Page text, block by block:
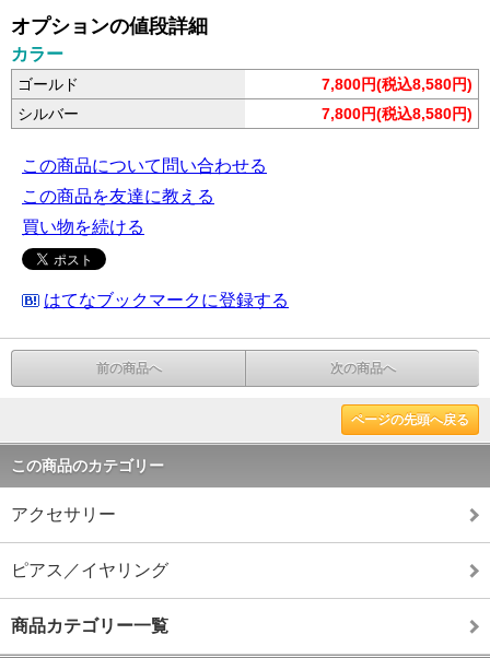
オプションの値段詳細
カラー
ゴールド
7,800円(税込8,580円)
シルバー
7,800円(税込8,580円)
この商品について問い合わせる
この商品を友達に教える
買い物を続ける
はてなブックマークに登録する
前の商品へ 次の商品へ
ページの先頭へ戻る
この商品のカテゴリー
アクセサリー
ピアス／イヤリング
商品カテゴリー一覧